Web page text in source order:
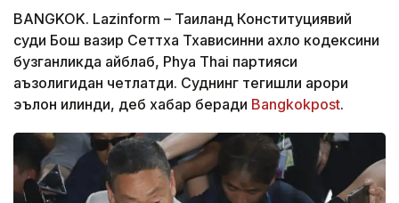
BANGKOK. Lazinform – Таиланд Конституциявий
суди Бош вазир Сеттха Тхависинни ахлоқ кодексини
бузганликда айблаб, Phya Thai партияси
аъзолигидан четлатди. Суднинг тегишли қарори
эълон қилинди, деб хабар беради Bangkokpost.